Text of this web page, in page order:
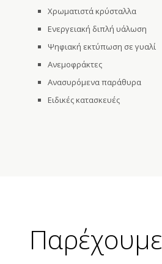
Χρωματιστά κρύσταλλα
Ενεργειακή διπλή υάλωση
Ψηφιακή εκτύπωση σε γυαλί
Ανεμοφράκτες
Ανασυρόμενα παράθυρα
Ειδικές κατασκευές
Παρέχουμε